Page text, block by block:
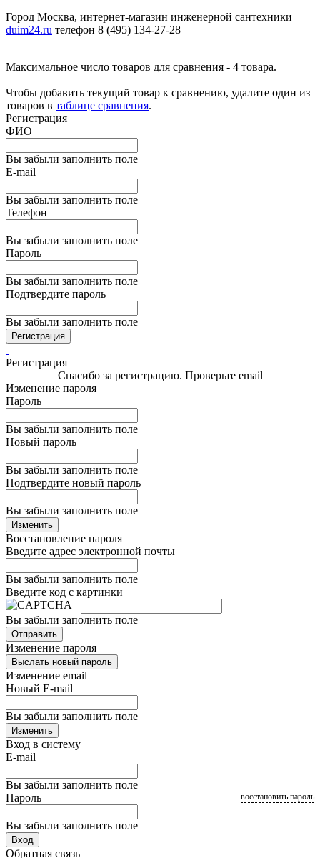
Город Москва, интернет-магазин инженерной сантехники
duim24.ru телефон 8 (495) 134-27-28
Максимальное число товаров для сравнения - 4 товара.
Чтобы добавить текущий товар к сравнению, удалите один из
товаров в таблице сравнения.
Регистрация
ФИО
Вы забыли заполнить поле
E-mail
Вы забыли заполнить поле
Телефон
Вы забыли заполнить поле
Пароль
Вы забыли заполнить поле
Подтвердите пароль
Вы забыли заполнить поле
Регистрация
Регистрация
Спасибо за регистрацию. Проверьте email
Изменение пароля
Пароль
Вы забыли заполнить поле
Новый пароль
Вы забыли заполнить поле
Подтвердите новый пароль
Вы забыли заполнить поле
Изменить
Восстановление пароля
Введите адрес электронной почты
Вы забыли заполнить поле
Введите код с картинки
Вы забыли заполнить поле
Отправить
Изменение пароля
Выслать новый пароль
Изменение email
Новый E-mail
Вы забыли заполнить поле
Изменить
Вход в систему
E-mail
Вы забыли заполнить поле
Пароль
Вы забыли заполнить поле
восстановить пароль
Вход
Обратная связь